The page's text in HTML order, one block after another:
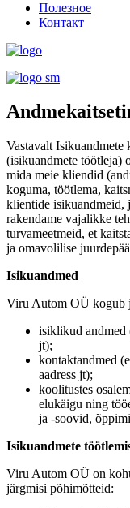
Полезное
Контакт
Vastavalt Isikuandmete
(isikuandmete töötleja)
mida meie kliendid
koguma, töötlema,
klientide isikuandmeid,
rakendame vajalikke
turvameetmeid, et
ja omavolilise
Isikuandmed
Viru Autom OÜ kogub
isiklikud andmed
jt);
kontaktandmed
aadress jt);
koolitustes
elukäigu ning
ja -soovid,
Isikuandmete
Viru Autom OÜ on
järgmisi põhimõtteid: